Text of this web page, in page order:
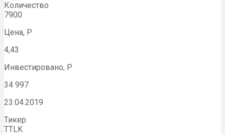
Количество
7900
Цена, Р
4,43
Инвестировано, Р
34 997
23.04.2019
Тикер
TTLK